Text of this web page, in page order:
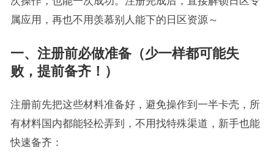
属应用，再也不用羡慕别人能下的日区资源～
一、注册前必做准备（少一样都可能失
败，提前备齐！）
注册前先把这些材料准备好，避免操作到一半卡壳，所
有材料国内都能轻松弄到，不用找特殊渠道，新手也能
快速备齐：